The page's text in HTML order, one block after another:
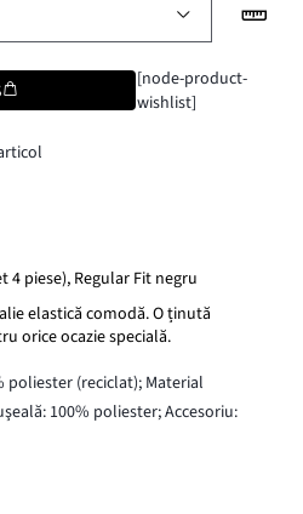
[node-product-
wishlist]
4 piese), Regular Fit negru
elastică comodă. O ținută
orice ocazie specială.
poliester (reciclat); Material
100% poliester; Accesoriu: